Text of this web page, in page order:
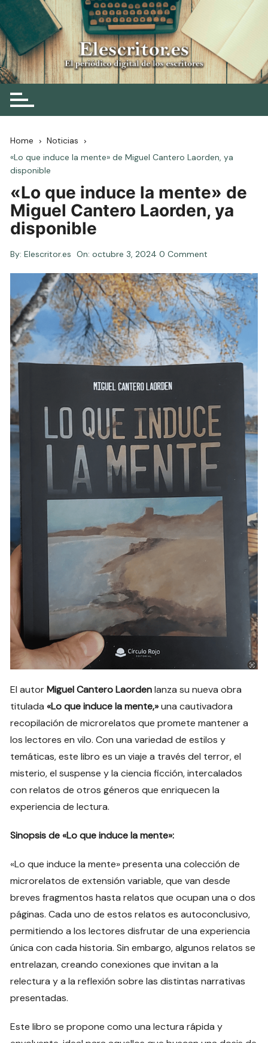
Skip
to
content
Elescritor.es
El periódico digital de los escritores
Home
Noticias
«Lo que induce la mente» de Miguel Cantero Laorden, ya
disponible
«Lo que induce la mente» de
Miguel Cantero Laorden, ya
disponible
By: Elescritor.es On:octubre 3, 2024 0 Comment
El autorMiguel Cantero Laordenlanza su nueva obra
titulada«Lo que induce la mente,»una cautivadora
recopilación de microrelatos que promete mantener a
los lectores en vilo. Con una variedad de estilos y
temáticas, este libro es un viaje a través del terror, el
misterio, el suspense y la ciencia ficción, intercalados
con relatos de otros géneros que enriquecen la
experiencia de lectura.
Sinopsis de «Lo que induce la mente»:
«Lo que induce la mente» presenta una colección de
microrelatos de extensión variable, que van desde
breves fragmentos hasta relatos que ocupan una o dos
páginas. Cada uno de estos relatos es autoconclusivo,
permitiendo a los lectores disfrutar de una experiencia
única con cada historia. Sin embargo, algunos relatos se
entrelazan, creando conexiones que invitan a la
relectura y a la reflexión sobre las distintas narrativas
presentadas.
Este libro se propone como una lectura rápida y